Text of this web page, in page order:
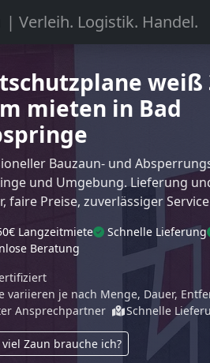
| Verleih. Logistik. Handel.
weiß
mieten in Bad
Bauzaun- und
und Umgebung. Lieferung
faire Preise, zuverlässiger
Langzeitmiete Schnelle Lieferung
Beratung
variieren je nach Menge, Dauer,
Ansprechpartner
Schnelle
viel Zaun brauche ich?